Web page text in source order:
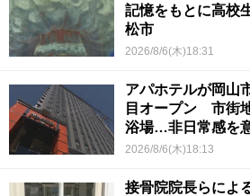
記憶をもとに高
松市
2026/8/6(木)18:31
アパホテルが岡山
目オープン 市街
浴場…非日常感を
2026/8/6(木)18:13
接骨院院長らによ